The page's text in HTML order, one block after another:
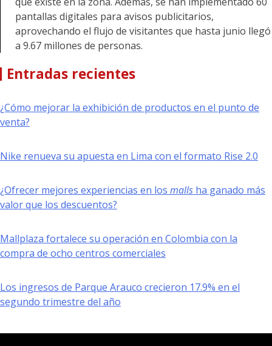
pantallas digitales para avisos publicitarios,
aprovechando el flujo de visitantes que hasta junio llegó
a 9.67 millones de personas.
Entradas recientes
¿Cómo mejorar la exhibición de productos en el punto de
venta?
Nike renueva su apuesta en Lima con el formato Rise 2.0
¿Ofrecer mejores experiencias en los malls ha ganado más
valor que los descuentos?
Mallplaza fortalece su operación en Colombia con la
compra de ocho centros comerciales
Los ingresos de Parque Arauco crecieron 17.9% en el
segundo trimestre del año